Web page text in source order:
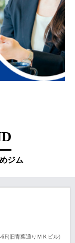
ジム
旧青葉通りＭＫビル)